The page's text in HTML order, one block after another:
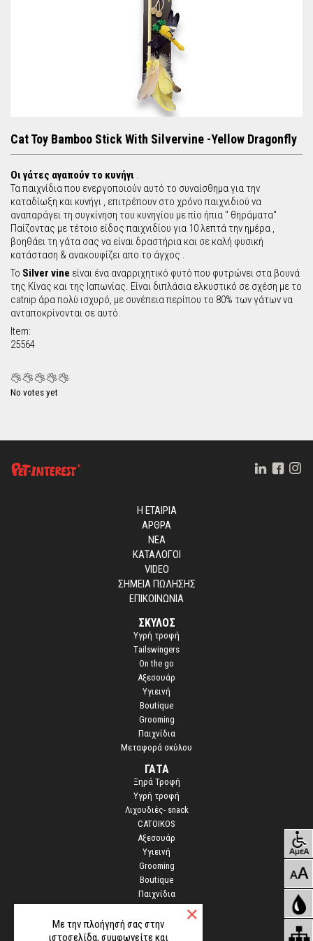
o
m
Cat Toy Bamboo Stick With Silvervine -Yellow Dragonfly
Οι γάτες αγαπούν το κυνήγι .
Τα παιχνίδια που ενεργοποιούν αυτό το συναίσθημα για την
καταδίωξη και κυνήγι , επιτρέπουν στο χρόνο παιχνιδιού να
αναπαράγει τη συγκίνηση του κυνηγίου με πίο ήπια '' θηράματα''
Παίζοντας με τέτοιο είδος παιχνιδίου για 10 λεπτά την ημέρα ,
βοηθάει τη γάτα σας να είναι δραστήρια και σε καλή φυσική
κατάσταση & ανακουφίζει απο το άγχος .
Το Silver vine είναι ένα αναρριχητικό φυτό που φυτρώνει στα βουνά
της Κίνας και της Ιαπωνίας. Είναι διπλάσια ελκυστικό σε σχέση με το
catnip άρα πολύ ισχυρό, με συνέπεια περίπου το 80% των γάτων να
ανταποκρίνονται σε αυτό.
Item:
25564
No votes yet
Η ΕΤΑΙΡΙΑ
ΑΡΘΡΑ
ΝΕΑ
ΚΑΤΑΛΟΓΟΙ
VIDEO
ΣΗΜΕΙΑ ΠΩΛΗΣΗΣ
ΕΠΙΚΟΙΝΩΝΙΑ
ΣΚΥΛΟΣ
Yγρή τροφή
Τailswingers
On the go
Αξεσουάρ
Υγιεινή
Boutique
Grooming
Παιχνίδια
Μεταφορά σκύλου
ΓΑΤΑ
Ξηρά Τροφή
Υγρή τροφή
Λιχουδιές- snack
CATOIKOS
Αξεσουάρ
Υγιεινή
Grooming
Boutique
Παιχνίδια
Με την πλοήγησή σας στην
ιστοσελίδα, συμφωνείτε και